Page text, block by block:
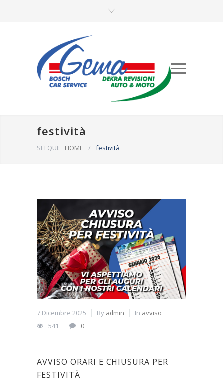
festività
SEI QUI: HOME / festività
7 Dicembre 2025 By admin In avviso
541
0
AVVISO ORARI E CHIUSURA PER
FESTIVITÀ